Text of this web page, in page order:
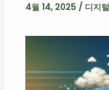
4월 14, 2025 / 디지